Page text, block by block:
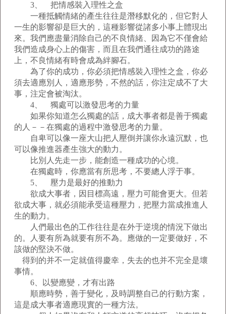
3、 把情感裝入理性之盒
一種抵觸情緒的產生往往是潛移默化的，但它對人
一生的影響卻是巨大的，這種影響從諸多小事上體現出
來。我們應盡量消除自己的不良情緒、因為它不僅會給
我們造成身心上的傷害，而且在我們通往成功的路途
上，不良情緒有時會成為絆腳石。
為了你的成功，你必須把情感裝入理性之盒，你必
須去適應別人，適應形勢，不然的話，你注定成不了大
事，注定會被淘汰。
4、 獨處可以激發思考的力量
如果你知道怎么獨處的話，成大事者都是善于獨處
的人－－在獨處的過程中激發思考的力量。
自卑可以像一座大山把人壓倒并讓你永遠沉默，也
可以像推進器產生強大的動力。
比別人先走一步，能創造一種成功的心境。
在獨處時，你應當有所思考，不要總人浮于事。
5、 壓力是最好的推動力
欲成大事者，因目標高遠，壓力可能會更大。但若
欲成大事，就必須能承受這種壓力，把壓力當成推進人
生的動力。
人們最出色的工作往往是在外于逆境的情況下做出
的。人要有所為就要有所不為。應做的一定要做好，不
該做的堅決不做。
得到的并不一定就值得慶幸，失去的也并不完全是壞
事情。
6、以變應變，才有出路
順應時勢，善于變化，及時調整自己的行動方案，
這是成大事者適應現實的一種方法。